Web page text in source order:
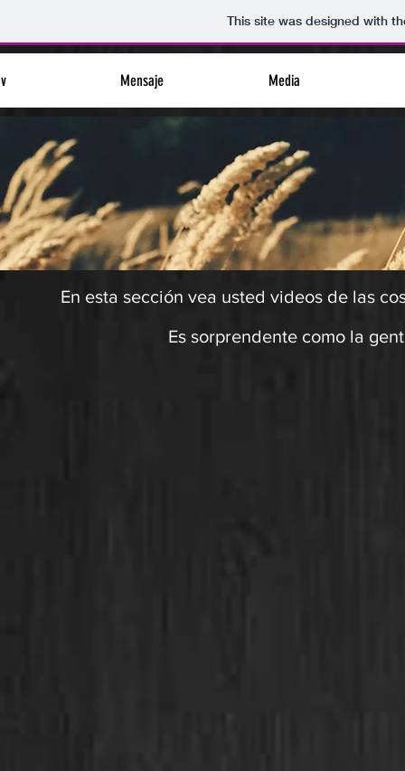
This site was designed with
Mensaje Media
En esta sección vea usted videos de las
Es sorprendente como la